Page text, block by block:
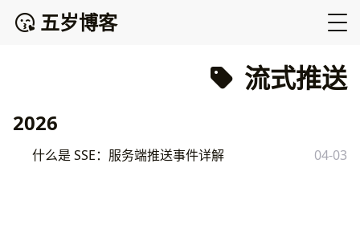
五岁博客
流式推送
2026
什么是 SSE：服务端推送事件详解 04-03